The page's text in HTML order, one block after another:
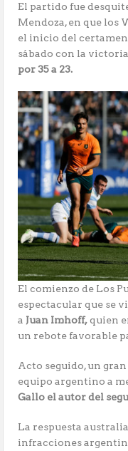
El partido fue
Mendoza, en que los
el inicio del
sábado con la
por 35 a 23.
El comienzo de Los
espectacular que se
a Juan Imhoff,quien
un rebote favorable
Acto seguido, un
equipo argentino a
Gallo el autor del
La respuesta
infracciones